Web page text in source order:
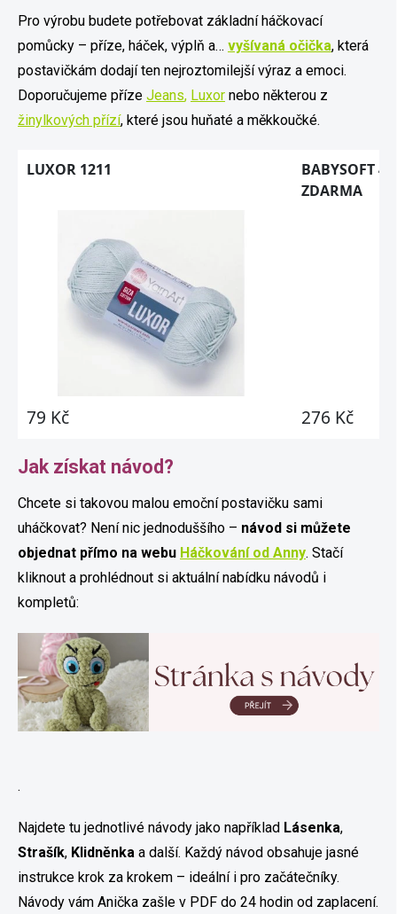
Pro výrobu budete potřebovat základní háčkovací
pomůcky – příze, háček, výplň a… vyšívaná očička, která
postavičkám dodají ten nejroztomilejší výraz a emoci.
Doporučujeme příze Jeans, Luxor nebo některou z
žinylkových přízí, které jsou huňaté a měkkoučké.
Jak získat návod?
Chcete si takovou malou emoční postavičku sami
uháčkovat? Není nic jednoduššího – návod si můžete
objednat přímo na webu Háčkování od Anny. Stačí
kliknout a prohlédnout si aktuální nabídku návodů i
kompletů:
.
Najdete tu jednotlivé návody jako například Lásenka,
Strašík, Klidněnka a další. Každý návod obsahuje jasné
instrukce krok za krokem – ideální i pro začátečníky.
Návody vám Anička zašle v PDF do 24 hodin od zaplacení.